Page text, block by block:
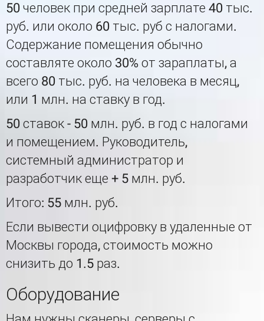
50 человек при средней зарплате 40 тыс.
руб. или около 60 тыс. руб с налогами.
Содержание помещения обычно
составляте около 30% от зараплаты, а
всего 80 тыс. руб. на человека в месяц,
или 1 млн. на ставку в год.
50 ставок - 50 млн. руб. в год с налогами
и помещением. Руководитель,
системный администратор и
разработчик еще + 5 млн. руб.
Итого: 55 млн. руб.
Если вывести оцифровку в удаленные от
Москвы города, стоимость можно
снизить до 1.5 раз.
Оборудование